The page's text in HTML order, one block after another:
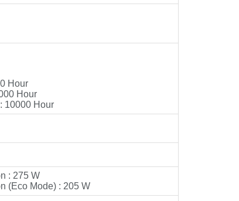
Hour
Hour
10000 Hour
: 275 W
(Eco Mode) : 205 W